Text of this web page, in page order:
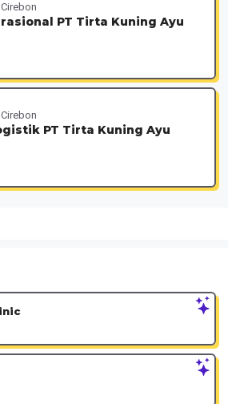
PT Tirta Kuning Ayu
PT Tirta Kuning Ayu